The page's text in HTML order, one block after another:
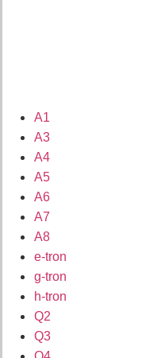
A1
A3
A4
A5
A6
A7
A8
e-tron
g-tron
h-tron
Q2
Q3